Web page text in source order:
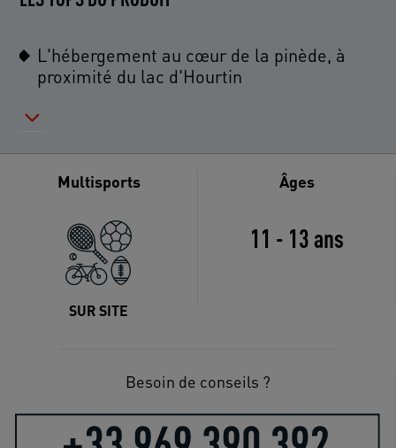
L'hébergement au cœur de la pinède, à
proximité du lac d'Hourtin
Multisports
SUR SITE
Âges
11 - 13 ans
Besoin de conseils ?